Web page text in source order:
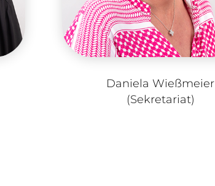
Daniela Wießmeier
(Sekretariat)​